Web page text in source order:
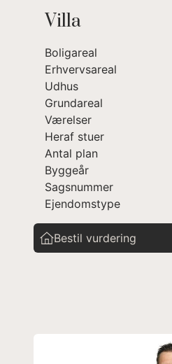
omgivelser med gode
beliggende nær Åkirkeby
skole/idrætsfaciliteter og
indkøbsmuligheder.
Ejendommen indeholder:
Entré
Køkken
Stue
Badeværelse med brus
Soveværelse
Gæste/børneværelse
Staldbygning
God landejendom på
til hestehold med
Villa
Boligareal
Erhvervsareal
Udhus
Grundareal
Værelser
Heraf stuer
Antal plan
Byggeår
Sagsnummer
Ejendomstype
Bestil vurdering